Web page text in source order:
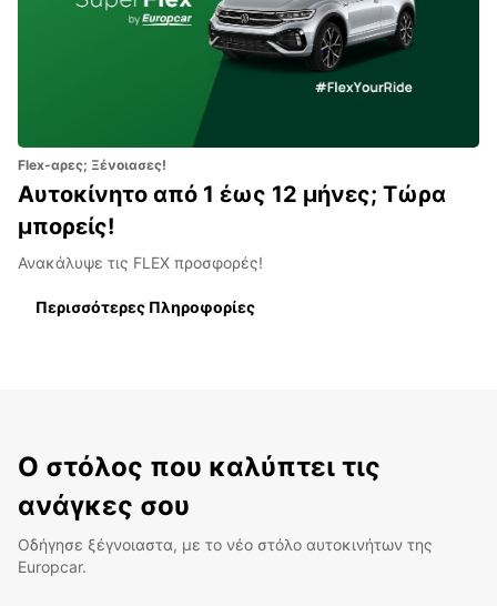
Flex-αρες; Ξένοιασες!
Αυτοκίνητο από 1 έως 12 μήνες; Τώρα
μπορείς!
Ανακάλυψε τις FLEX προσφορές!
Περισσότερες Πληροφορίες
Ο στόλος που καλύπτει τις
ανάγκες σου
Οδήγησε ξέγνοιαστα, με το νέο στόλο αυτοκινήτων της
Europcar.